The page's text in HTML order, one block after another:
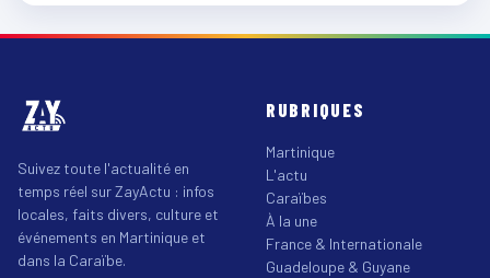
Suivez toute l'actualité en
temps réel sur ZayActu : infos
locales, faits divers, culture et
événements en Martinique et
dans la Caraïbe.
RUBRIQUES
Martinique
L'actu
Caraïbes
À la une
France & Internationale
Guadeloupe & Guyane